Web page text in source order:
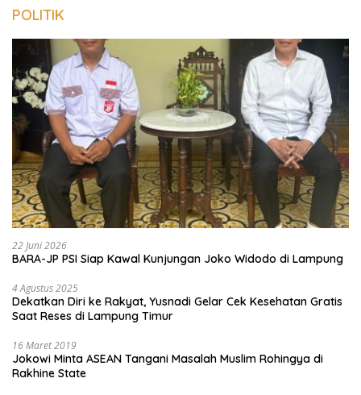
POLITIK
22 Juni 2026
BARA-JP PSI Siap Kawal Kunjungan Joko Widodo di Lampung
4 Agustus 2025
Dekatkan Diri ke Rakyat, Yusnadi Gelar Cek Kesehatan Gratis
Saat Reses di Lampung Timur
16 Maret 2019
Jokowi Minta ASEAN Tangani Masalah Muslim Rohingya di
Rakhine State